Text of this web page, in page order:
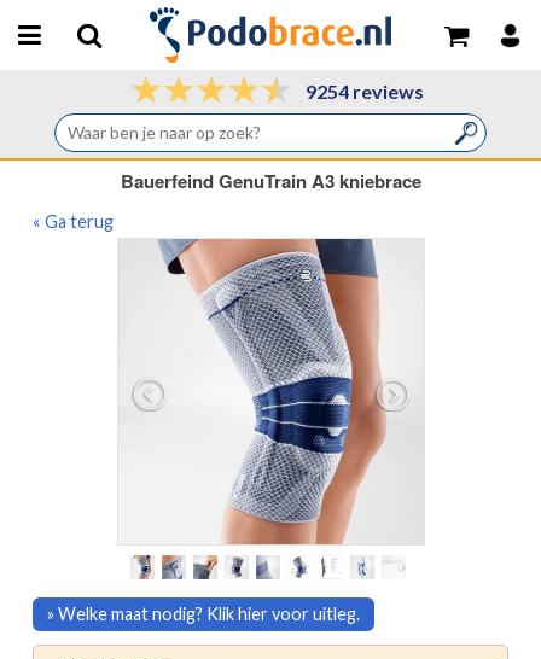
9254 reviews
Bauerfeind GenuTrain A3 kniebrace
« Ga terug
» Welke maat nodig? Klik hier voor uitleg.